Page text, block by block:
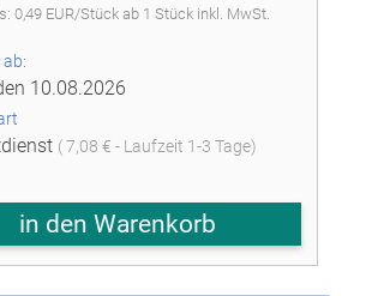
0,49EUR/Stückab 1 Stück inkl. MwSt.
10.08.2026
( 7,08 € - Laufzeit 1-3 Tage)
in den Warenkorb